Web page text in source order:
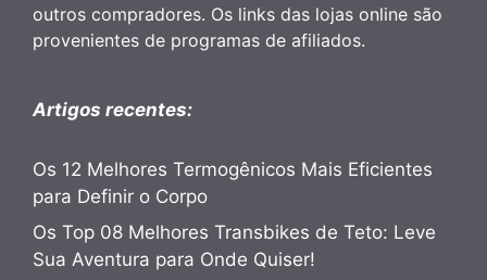
outros compradores. Os links das lojas online são
provenientes de programas de afiliados.
Artigos recentes:
Os 12 Melhores Termogênicos Mais Eficientes
para Definir o Corpo
Os Top 08 Melhores Transbikes de Teto: Leve
Sua Aventura para Onde Quiser!